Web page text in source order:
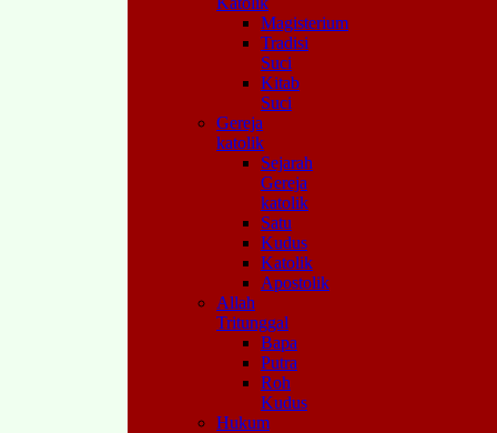
Magisterium
Tradisi
Suci
Kitab
Suci
Gereja
katolik
Sejarah
Gereja
katolik
Satu
Kudus
Katolik
Apostolik
Allah
Tritunggal
Bapa
Putra
Roh
Kudus
Hukum